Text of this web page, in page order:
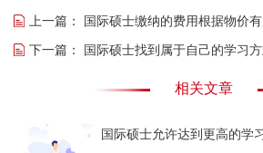
上一篇：
国际硕士缴纳的费用根据物价
下一篇：
国际硕士找到属于自己的学习
相关文章
国际硕士允许达到更高的学